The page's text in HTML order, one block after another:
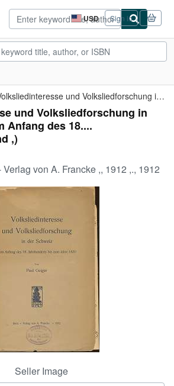
USD
Site
shopping
preferences
Sign in
CLOSE
Volksliedinteresse und Volksliedforschung in der Schweiz vom ...
und Volksliedforschung in
Anfang des 18....
,)
Verlag von A. Francke ,, 1912 ,., 1912
Seller Image